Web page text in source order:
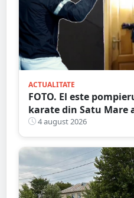
ACTUALITATE
FOTO. El este
karate din Satu Mare
intimă asupra unui
4 august 2026